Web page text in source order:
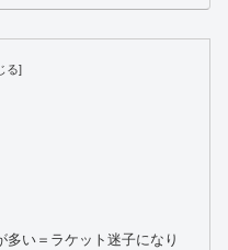
い＝ラケット迷子になり